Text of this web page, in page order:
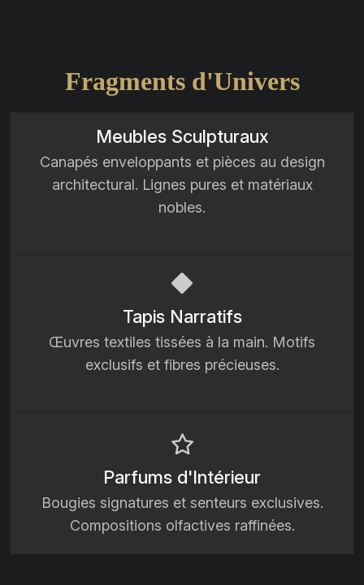
Fragments d'Univers
Meubles Sculpturaux
Canapés enveloppants et pièces au design
architectural. Lignes pures et matériaux
nobles.
Tapis Narratifs
Œuvres textiles tissées à la main. Motifs
exclusifs et fibres précieuses.
Parfums d'Intérieur
Bougies signatures et senteurs exclusives.
Compositions olfactives raffinées.